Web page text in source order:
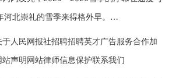
河北崇礼的雪季来得格外早。…
民网报社招聘招聘英才广告服务合作加
声明网站律师信息保护联系我们